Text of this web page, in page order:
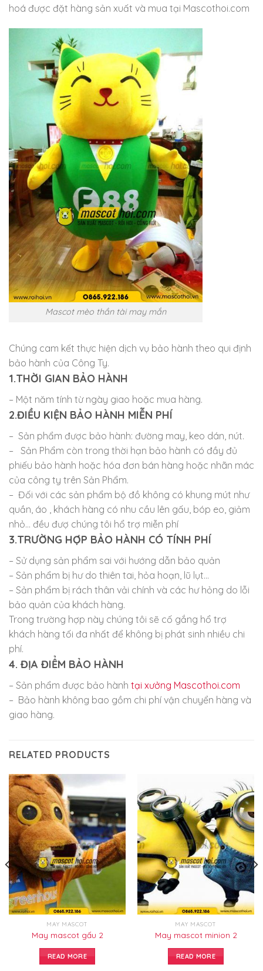
hoá được đặt hàng sản xuất và mua tại Mascothoi.com
Mascot mèo thần tài may mắn
Chúng cam kết thực hiện dịch vụ bảo hành theo qui định
bảo hành của Công Ty.
1.THỜI GIAN BẢO HÀNH
– Một năm tính từ ngày giao hoặc mua hàng.
2.ĐIỀU KIỆN BẢO HÀNH MIỄN PHÍ
– Sản phẩm được bảo hành: đường may, keo dán, nút.
– Sản Phẩm còn trong thời hạn bảo hành có đầy đủ
phiếu bảo hành hoặc hóa đơn bán hàng hoặc nhãn mác
của công ty trên Sản Phẩm.
– Đối với các sản phẩm bộ đồ không có khung mút như
quần, áo , khách hàng có nhu cầu lên gấu, bóp eo, giảm
nhỏ… đều đượ chúng tôi hổ trợ miễn phí
3.TRƯỜNG HỢP BẢO HÀNH CÓ TÍNH PHÍ
– Sử dụng sản phẩm sai với hướng dẫn bảo quản
– Sản phẩm bị hư do thiên tai, hỏa hoạn, lũ lụt…
– Sản phẩm bị rách thân vải chính và các hư hỏng do lỗi
bảo quản của khách hàng.
Trong trường hợp này chúng tôi sẽ cố gắng hổ trợ
khách hàng tối đa nhất để không bị phát sinh nhiều chi
phí.
4. ĐỊA ĐIỂM BẢO HÀNH
– Sản phẩm được bảo hành tại xưởng Mascothoi.com
– Bảo hành không bao gồm chi phí vận chuyển hàng và
giao hàng.
RELATED PRODUCTS
MAY MASCOT
May mascot gấu 2
READ MORE
MAY MASCOT
May mascot minion 2
READ MORE